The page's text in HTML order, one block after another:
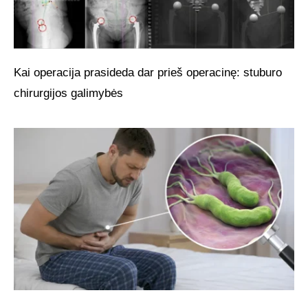
Kai operacija prasideda dar prieš operacinę: stuburo
chirurgijos galimybės